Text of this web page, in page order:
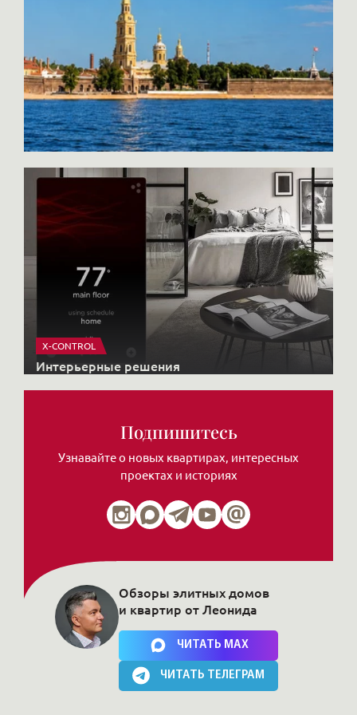
обеспечить вашу безопасность, выбрать
чистую схему сделки — в этом случае
наше комиссионное вознаграждение 2,5%.
X-CONTROL
Интерьерные решения
Подпишитесь
Узнавайте о новых квартирах, интересных
проектах и историях
Нажимая на кнопку, Вы соглашаетесь c политикой сайта
Обзоры элитных домов
и квартир от Леонида
ЧИТАТЬ MAX
ЧИТАТЬ ТЕЛЕГРАМ